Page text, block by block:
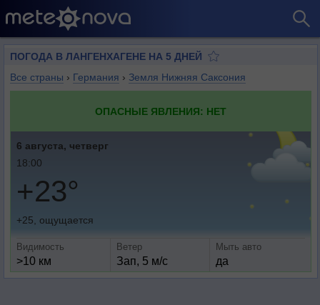
ПОГОДА В ЛАНГЕНХАГЕНЕ НА 5 ДНЕЙ
Все страны › Германия › Земля Нижняя Саксония
ОПАСНЫЕ ЯВЛЕНИЯ: НЕТ
6 августа, четверг
18:00
+23°
+25, ощущается
Видимость
>10 км
Ветер
Зап, 5 м/с
Мыть авто
да